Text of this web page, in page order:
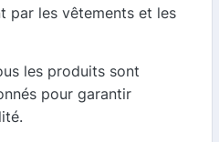
par les vêtements et les
les produits sont
pour garantir